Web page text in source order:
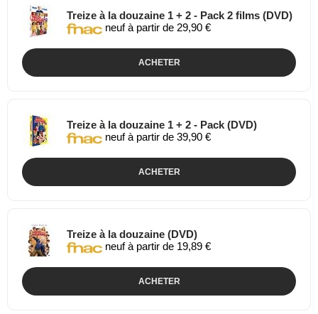
Treize à la douzaine 1 + 2 - Pack 2 films (DVD)
neuf à partir de 29,90 €
ACHETER
Treize à la douzaine 1 + 2 - Pack (DVD)
neuf à partir de 39,90 €
ACHETER
Treize à la douzaine (DVD)
neuf à partir de 19,89 €
ACHETER